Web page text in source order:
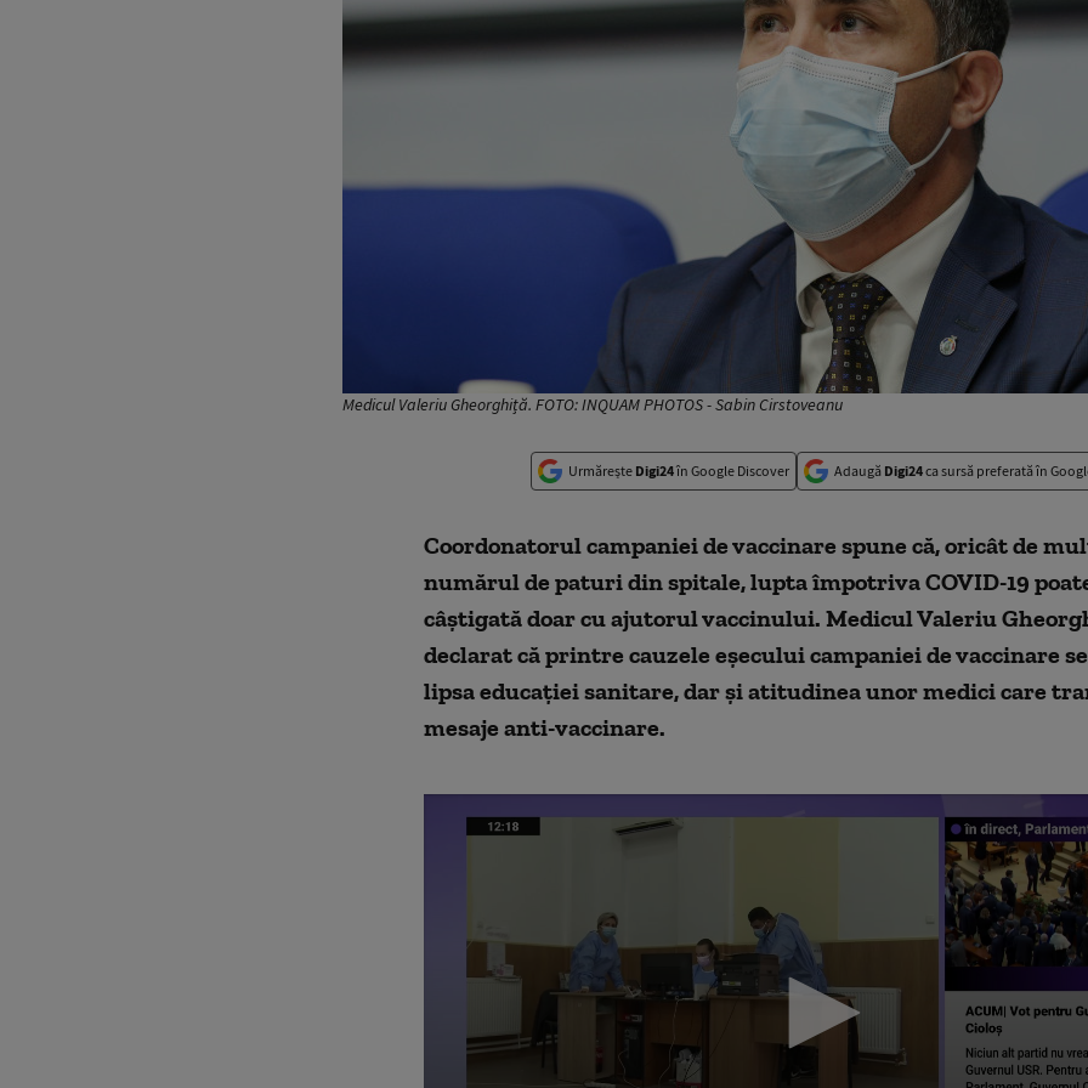
Medicul Valeriu Gheorghiță. FOTO: INQUAM PHOTOS - Sabin Cirstoveanu
Urmărește Digi24în Google Discover Adaugă Digi24ca sursă preferată în
Coordonatorul campaniei de vaccinare spune că, oricât de
numărul de paturi din spitale, lupta împotriva COVID-19
câștigată doar cu ajutorul vaccinului. Medicul Valeriu
declarat că printre cauzele eșecului campaniei de vaccinare
lipsa educației sanitare, dar și atitudinea unor medici care
mesaje anti-vaccinare.